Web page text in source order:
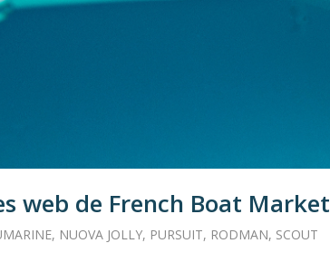
web de French Boat Market
, NUOVA JOLLY, PURSUIT, RODMAN, SCOUT